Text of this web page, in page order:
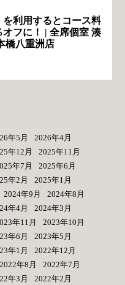
を利用するとコース料
オフに！ | 全席個室 湊
橋八重洲店
年5月
2026年4月
年12月
2025年11月
年7月
2025年6月
年2月
2025年1月
2024年9月
2024年8月
年4月
2024年3月
年11月
2023年10月
年6月
2023年5月
年1月
2022年12月
2022年8月
2022年7月
年3月 2022年2月